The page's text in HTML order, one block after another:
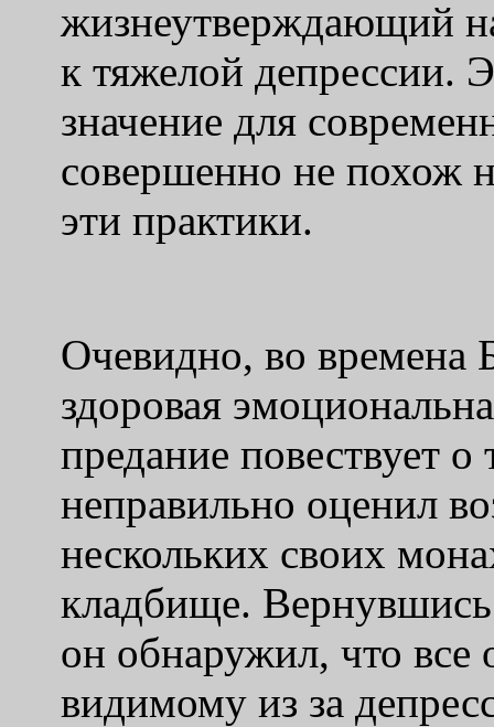
жизнеутверждающий
к тяжелой депрессии.
значение для
совершенно не похож
эти практики.
Очевидно, во времена
здоровая
предание повествует
неправильно оценил
нескольких своих
кладбище. Вернувшись
он обнаружил, что все
видимому из за